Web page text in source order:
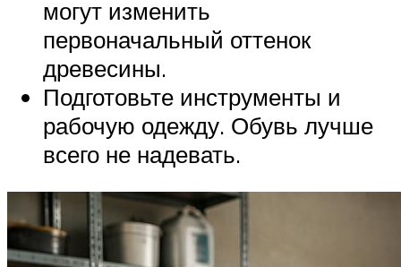
могут изменить
первоначальный оттенок
древесины.
Подготовьте инструменты и
рабочую одежду. Обувь лучше
всего не надевать.